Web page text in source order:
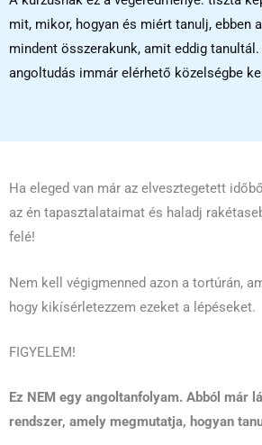
mit, mikor, hogyan és miért tanulj, ebben
mindent összerakunk, amit eddig
angoltudás immár elérhető közelségbe
Ha eleged van már az elvesztegetett
az én tapasztalataimat és haladj
felé!
Nem kell végigmenned azon a tortúrán,
hogy kikísérletezzem ezeket a lépéseket.
FIGYELEM!
Ez NEM egy angoltanfolyam. Abból már
rendszer, amely megmutatja, hogyan